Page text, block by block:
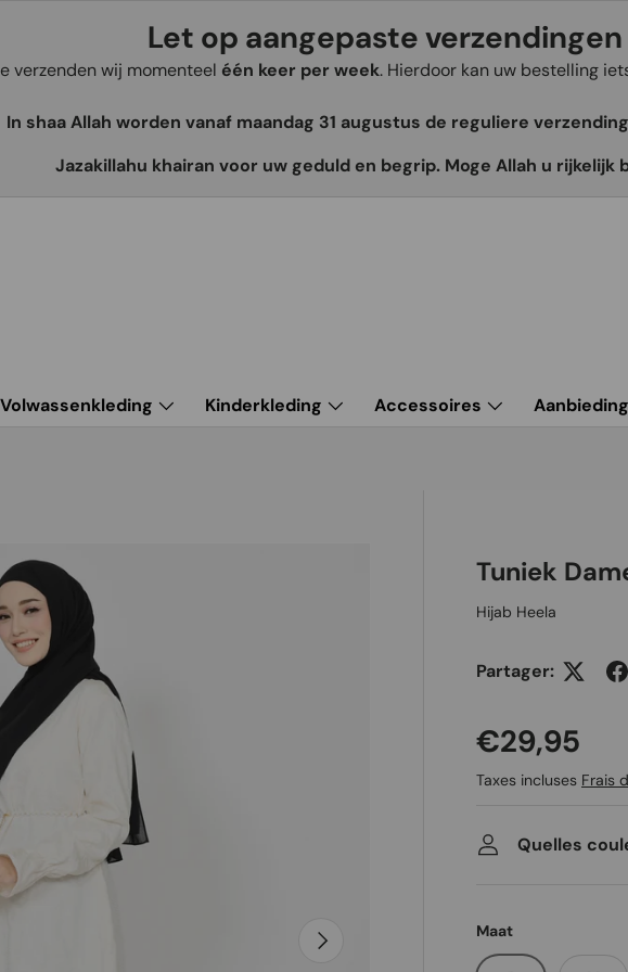
Let op aangepaste verzendingen
verzenden wij momenteel één keer per week. Hierdoor kan uw bestelling
In shaa Allah worden vanaf maandag 31 augustus de reguliere
Jazakillahu khairan voor uw geduld en begrip. Moge Allah u rijkelijk
Volwassenkleding Kinderkleding Accessoires Aanbieding
Suivant
Tuniek
Hijab Heela
Partager:
Prix
€29,95
Taxes incluses Frais
Quelles
Maat